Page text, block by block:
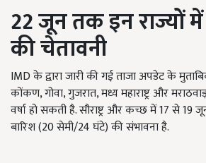
22 जून तक इन राज्यों में
की चेतावनी
IMD के द्वारा जारी की गई ताजा अपडेट के
कोंकण, गोवा, गुजरात, मध्य महाराष्ट्र और
वर्षा हो सकती है. सौराष्ट्र और कच्छ में 17 से 19
बारिश (20 सेमी/24 घंटे) की संभावना है.